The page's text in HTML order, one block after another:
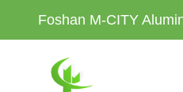
Foshan M-CITY